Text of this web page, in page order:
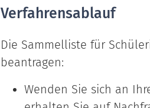
Verfahrensablauf
Die Sammelliste für
beantragen:
Wenden Sie sich an